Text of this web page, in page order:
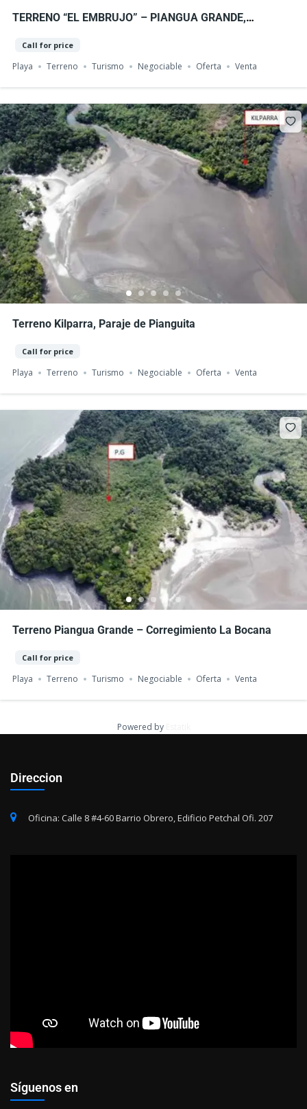
TERRENO “EL EMBRUJO” – PIANGUA GRANDE,
Call for price
Playa Terreno Turismo Negociable Oferta Venta
Terreno Kilparra, Paraje de Pianguita
Call for price
Playa Terreno Turismo Negociable Oferta Venta
Terreno Piangua Grande – Corregimiento La Bocana
Call for price
Playa Terreno Turismo Negociable Oferta Venta
Powered by
Direccion
Oficina: Calle 8 #4-60 Barrio Obrero, Edificio Petchal Ofi. 207
Síguenos en